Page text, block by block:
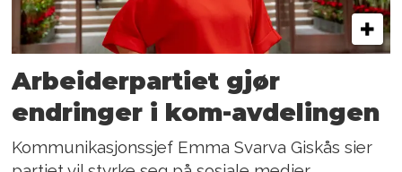
Arbeiderpartiet gjør
endringer i kom-avdelingen
Kommunikasjonssjef Emma Svarva Giskås sier